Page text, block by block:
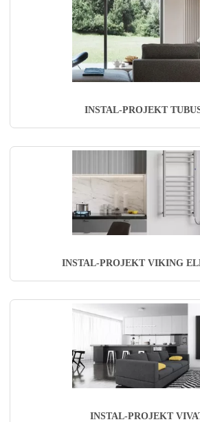
INSTAL-PROJEKT
INSTAL-PROJEKT VIKING
INSTAL-PROJEKT